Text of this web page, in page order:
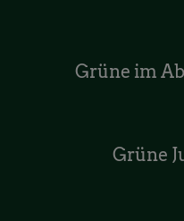
Grüne im
Grüne